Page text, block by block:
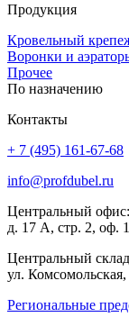
Продукция
Кровельный
Воронки и
Прочее
По назначению
Контакты
+ 7 (495) 161-67-68
info@profdubel.ru
Центральный
д. 17 А, стр. 2, оф.
Центральный
ул.
Региональные